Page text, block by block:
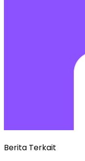
Berita Terkait